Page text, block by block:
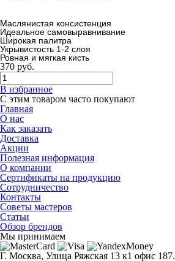
Маслянистая консистенция
Идеальное самовыравнивание
Широкая палитра
Укрывистость 1-2 слоя
Ровная и мягкая кисть
370 руб.
В избранное
С этим товаром часто покупают
Главная
О нас
Как заказать
Доставка
Акции
Полезная информация
О компании
Сертификаты на продукцию
Сотрудничество
Контакты
Советы мастеров
Статьи
Обзор брендов
Мы принимаем
Г. Москва, Улица Ряжская 13 к1 офис 187.